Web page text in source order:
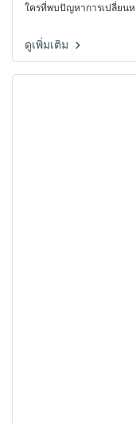
ใครที่พบปัญหาการเปลี่ยน
ดูเพิ่มเติม